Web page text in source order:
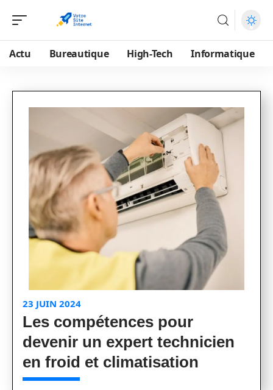
Actu Bureautique High-Tech Informatique
23 JUIN 2024
Les compétences pour
devenir un expert technicien
en froid et climatisation